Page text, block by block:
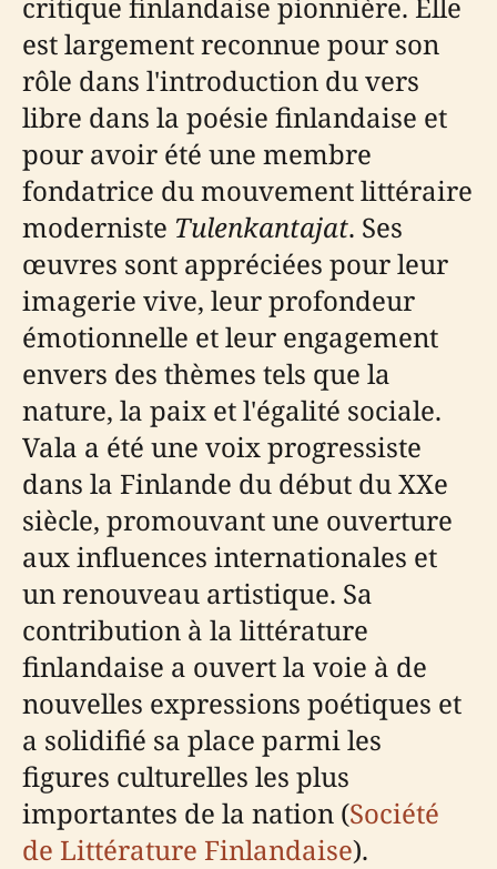
est largement reconnue pour son
rôle dans l'introduction du vers
libre dans la poésie finlandaise et
pour avoir été une membre
fondatrice du mouvement littéraire
moderniste Tulenkantajat. Ses
œuvres sont appréciées pour leur
imagerie vive, leur profondeur
émotionnelle et leur engagement
envers des thèmes tels que la
nature, la paix et l'égalité sociale.
Vala a été une voix progressiste
dans la Finlande du début du XXe
siècle, promouvant une ouverture
aux influences internationales et
un renouveau artistique. Sa
contribution à la littérature
finlandaise a ouvert la voie à de
nouvelles expressions poétiques et
a solidifié sa place parmi les
figures culturelles les plus
importantes de la nation (Société
de Littérature Finlandaise).